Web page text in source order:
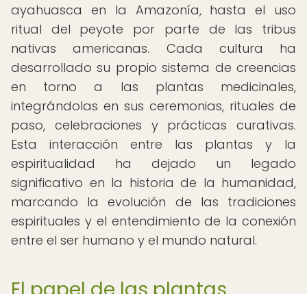
ayahuasca en la Amazonía, hasta el uso
ritual del peyote por parte de las tribus
nativas americanas. Cada cultura ha
desarrollado su propio sistema de creencias
en torno a las plantas medicinales,
integrándolas en sus ceremonias, rituales de
paso, celebraciones y prácticas curativas.
Esta interacción entre las plantas y la
espiritualidad ha dejado un legado
significativo en la historia de la humanidad,
marcando la evolución de las tradiciones
espirituales y el entendimiento de la conexión
entre el ser humano y el mundo natural.